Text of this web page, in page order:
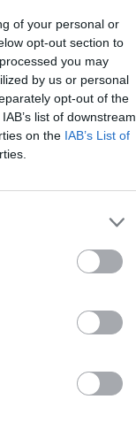
of your personal or
opt-out section to
you may
by us or personal
opt-out of the
list of downstream
on the IAB’s List of